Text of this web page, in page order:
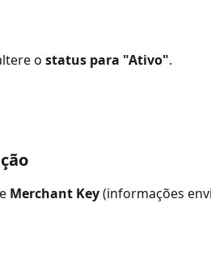
o status para "Ativo".
e Merchant Key (informações